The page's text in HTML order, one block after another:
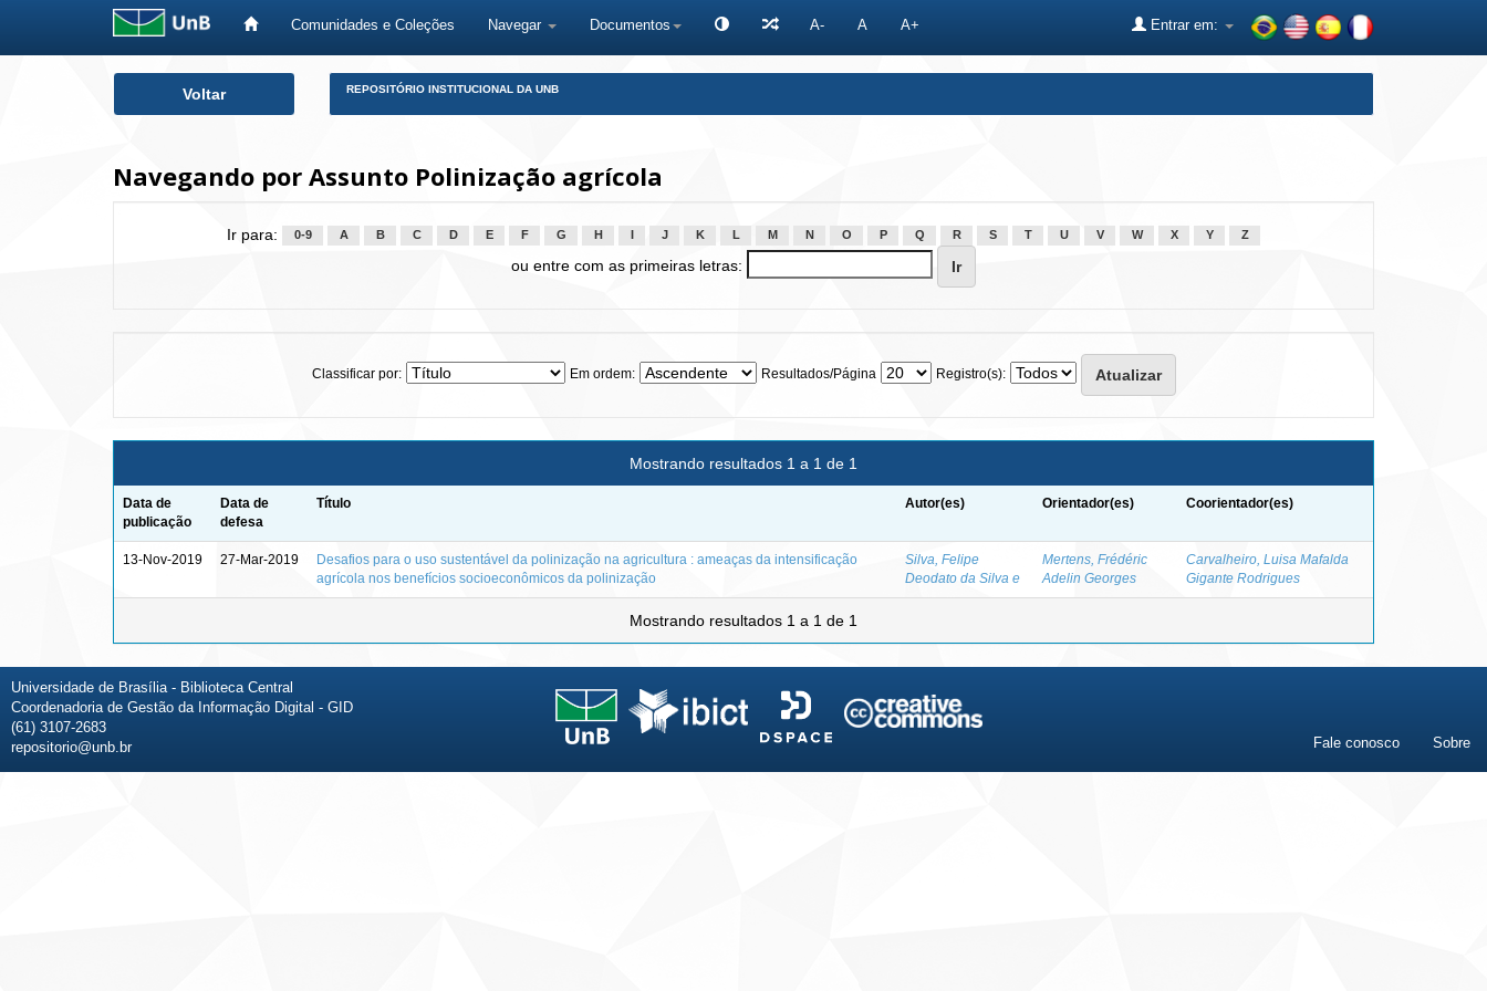
Comunidades e Coleções Navegar Documentos A- A A+ Entrar em:
Voltar REPOSITÓRIO INSTITUCIONAL DA UNB
Navegando por Assunto Polinização agrícola
Ir para: 0-9 A B C D E F G H J K L M N O P Q R S T U V W X Y Z
ou entre com as primeiras letras:
Classificar por: Em ordem: Resultados/Página Registro(s):
Mostrando resultados 1 a 1 de 1
Data de
publicação
Data de
defesa
Título Autor(es) Orientador(es) Coorientador(es)
13-Nov-2019 27-Mar-2019
Desafios para o uso sustentável da polinização na agricultura : ameaças da intensificação
agrícola nos benefícios socioeconômicos da polinização
Silva, Felipe
Deodato da Silva e
Mertens, Frédéric
Adelin Georges
Carvalheiro, Luisa Mafalda
Gigante Rodrigues
Mostrando resultados 1 a 1 de 1
Universidade de Brasília - Biblioteca Central
Coordenadoria de Gestão da Informação Digital - GID
(61) 3107-2683
repositorio@unb.br
Fale conosco Sobre